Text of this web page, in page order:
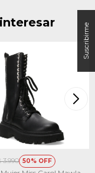
3.990 50